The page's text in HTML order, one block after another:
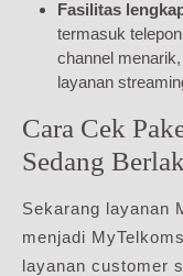
Fasilitas
termasuk
channel
layanan
Cara Cek
Sedang
Sekarang layanan
menjadi
layanan customer